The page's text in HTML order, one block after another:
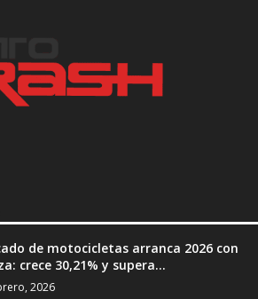
de motocicletas arranca 2026 con
crece 30,21% y supera...
2026